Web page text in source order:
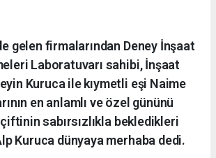
gelen firmalarından Deney İnşaat
Laboratuvarı sahibi, İnşaat
Kuruca ile kıymetli eşi Naime
en anlamlı ve özel gününü
sabırsızlıkla bekledikleri
Kuruca dünyaya merhaba dedi.